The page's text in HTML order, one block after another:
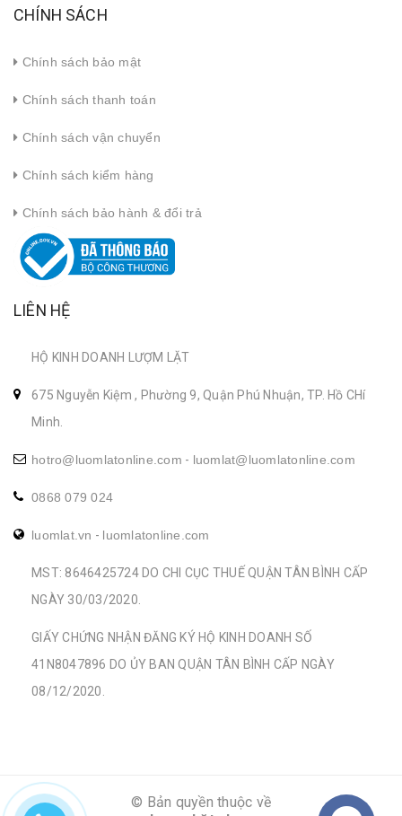
CHÍNH SÁCH
Chính sách bảo mật
Chính sách thanh toán
Chính sách vận chuyển
Chính sách kiểm hàng
Chính sách bảo hành & đổi trả
LIÊN HỆ
HỘ KINH DOANH LƯỢM LẶT
675 Nguyễn Kiệm , Phường 9, Quận Phú Nhuận, TP. Hồ CHí
Minh.
hotro@luomlatonline.com - luomlat@luomlatonline.com
0868 079 024
luomlat.vn - luomlatonline.com
MST: 8646425724 DO CHI CỤC THUẾ QUẬN TÂN BÌNH CẤP
NGÀY 30/03/2020.
GIẤY CHỨNG NHẬN ĐĂNG KÝ HỘ KINH DOANH SỐ
41N8047896 DO ỦY BAN QUẬN TÂN BÌNH CẤP NGÀY
08/12/2020.
© Bản quyền thuộc về